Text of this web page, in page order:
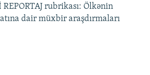
REPORTAJ rubrikası: Ölkənin
dair müxbir araşdırmaları